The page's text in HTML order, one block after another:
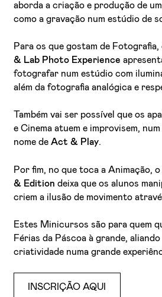
aborda a criação e produção de
como a gravação num estúdio de
Para os que gostam de
& Lab Photo Experience
fotografar num estúdio com
além da fotografia analógica e
Também vai ser possível que os
e Cinema atuem e improvisem,
nome deAct & Play.
Por fim, no que toca a Animação, o
& Edition deixa que os alunos
criem a ilusão de movimento
Estes Minicursos são para quem
Férias da Páscoa à grande,
criatividade numa grande
INSCRIÇÃO AQUI